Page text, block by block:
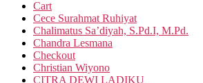
Cart
Cece Surahmat Ruhiyat
Chalimatus Sa’diyah, S.Pd.I, M.Pd.
Chandra Lesmana
Checkout
Christian Wiyono
CITRA DEWI LADIKU